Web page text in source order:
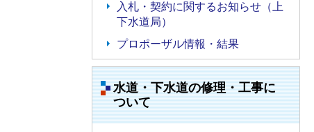
入札・契約に関するお知らせ（上
下水道局）
プロポーザル情報・結果
水道・下水道の修理・工事に
ついて